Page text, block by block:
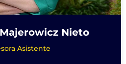
Nieto
Asistente